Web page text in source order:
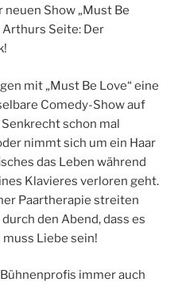
Show „Must Be
Arthurs Seite: Der
mit „Must Be Love“ eine
Comedy-Show auf
schon mal
nimmt sich um ein Haar
das Leben während
Klavieres verloren geht.
Paartherapie streiten
den Abend, dass es
muss Liebe sein!
immer auch